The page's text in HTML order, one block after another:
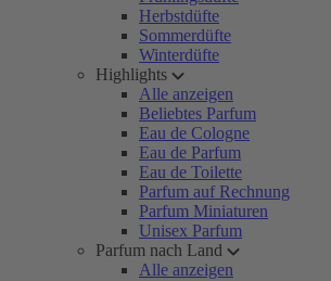
Herbstdüfte
Sommerdüfte
Winterdüfte
Highlights
Alle anzeigen
Beliebtes Parfum
Eau de Cologne
Eau de Parfum
Eau de Toilette
Parfum auf Rechnung
Parfum Miniaturen
Unisex Parfum
Parfum nach Land
Alle anzeigen